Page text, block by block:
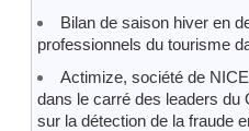
Bilan de saison hiver en
professionnels du tourisme
Actimize, société de
dans le carré des leaders du
sur la détection de la fraude